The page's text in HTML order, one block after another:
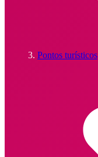
Pontos turísticos